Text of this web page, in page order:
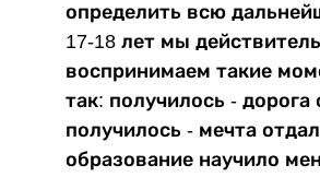
определить всю
17-18 лет мы
воспринимаем такие
так: получилось - дорога
получилось - мечта
образование научило